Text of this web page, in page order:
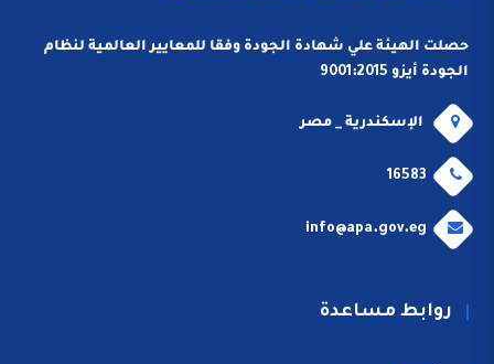
حصلت الهيئة علي شهادة الجودة وفقا للمعايير العالمية لنظام
الجودة أيزو 9001:2015
الإسكندرية _ مصر
16583
info@apa.gov.eg
روابط مساعدة